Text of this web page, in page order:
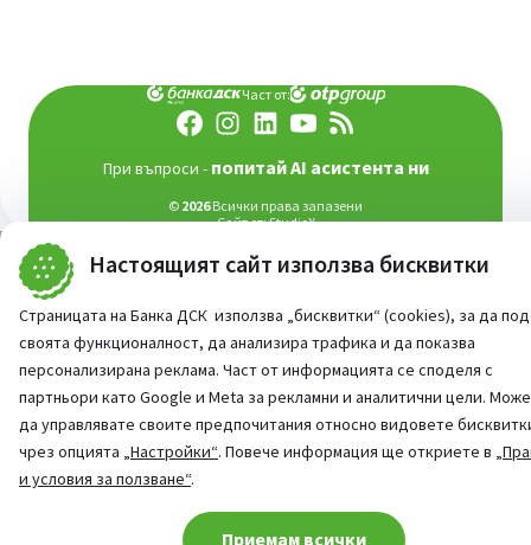
Настоящият сайт използва бисквитки
Страницата на Банка ДСК използва „бисквитки“ (cookies), за да
своята функционалност, да анализира трафика и да показва
персонализирана реклама. Част от информацията се споделя с
партньори като Google и Meta за рекламни и аналитични цели.
да управлявате своите предпочитания относно видовете
чрез опцията „Настройки“. Повече информация ще откриете в
и условия за ползване“.
Приемам всички
Част от:
При въпроси - попитай AI асистента ни
© 2026Всички права запазени
Сайт от:StudioX
Cookie consent change